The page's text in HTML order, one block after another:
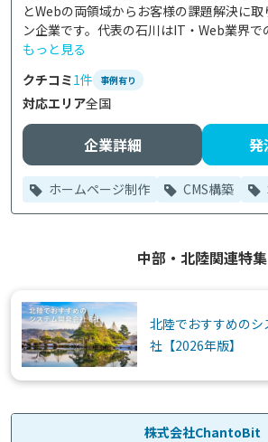
とWebの両領域からお客様の課題解決に
ン企業です。代表の石川はIT・Web業界で
もっと見る
クチコミ1件 事例有り
対応エリア全国
企業詳細 発
ホームページ制作 CMS構築
中部・北陸関連特集
北陸でおすすめの
社【2026年版】
株式会社ChantoBit